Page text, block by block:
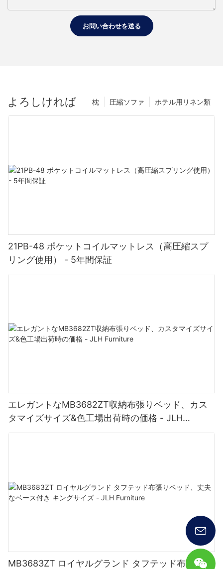
お問い合わせを送る
よろしければ ホテル用リネン類
圧縮ソファ
枕
21PB-48 ポケットコイルマットレス（高圧縮スプ
リング使用） - 5年間保証
エレガントなMB3682ZT収納布張りベッド、カス
タマイズサイズ&色工場出荷時の価格 - JLH
Furniture
MB3683ZT ロイヤルグランド タフテッド布張りベ